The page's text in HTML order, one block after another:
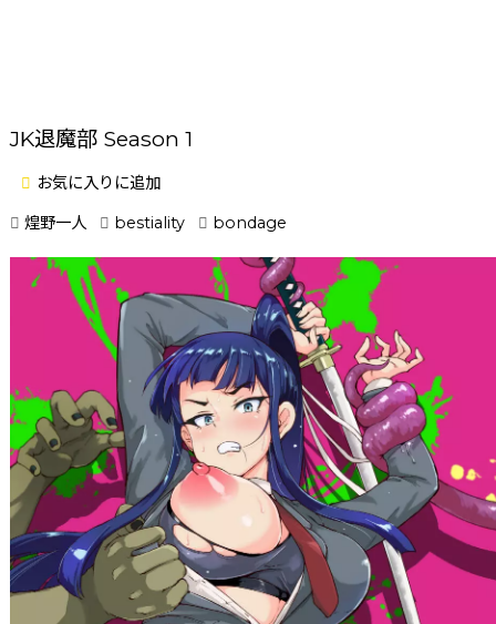
JK退魔部 Season 1
お気に入りに追加
煌野一人
bestiality bondage